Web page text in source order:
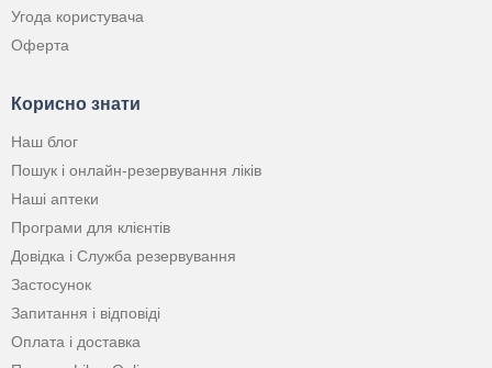
Угода користувача
Оферта
Корисно знати
Наш блог
Пошук і онлайн-резервування ліків
Наші аптеки
Програми для клієнтів
Довідка і Служба резервування
Застосунок
Запитання і відповіді
Оплата і доставка